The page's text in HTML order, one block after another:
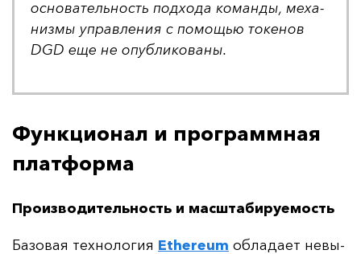
ос­но­ва­тель­ность под­хо­да ко­ман­ды, ме­ха­
низ­мы уп­рав­ле­ния с по­мощью то­ке­нов
DGD еще не опуб­ли­ко­ва­ны.
Функционал и программная
платформа
Производительность и масштабируемость
Ба­зо­вая тех­но­ло­гия Ethereum об­ла­да­ет не­вы­